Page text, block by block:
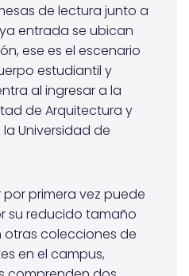
de lectura junto a
entrada se ubican
ese es el escenario
estudiantil y
al ingresar a la
de Arquitectura y
la Universidad de
primera vez puede
su reducido tamaño
colecciones de
en el campus,